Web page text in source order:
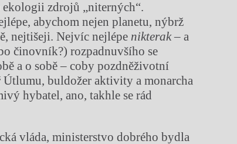
zdrojů „niterných“.
abychom nejen planetu, nýbrž
nejtišeji. Nejvíc nejlépe nikterak– a
činovník?) rozpadnuvšího se
a o sobě – coby pozdněživotní
buldožer aktivity a monarcha
hybatel, ano, takhle se rád
vláda, ministerstvo dobrého bydla